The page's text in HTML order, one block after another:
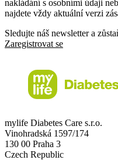
nakládání s osobními údaji
najdete vždy aktuální verzi
Sledujte náš newsletter a
Zaregistrovat se
mylife Diabetes Care s.r.o.
Vinohradská 1597/174
130 00 Praha 3
Czech Republic